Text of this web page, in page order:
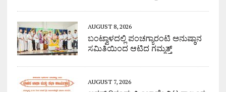
AUGUST 8, 2026
ಬಂಟ್ವಾಳದಲ್ಲಿ ಪಂಚಗ್ಯಾರಂಟಿ ಅನುಷ್ಠಾನ
ಸಮಿತಿಯಿಂದ ಆಟಿದ ಗಮ್ಮತ್ತ್
AUGUST 7, 2026